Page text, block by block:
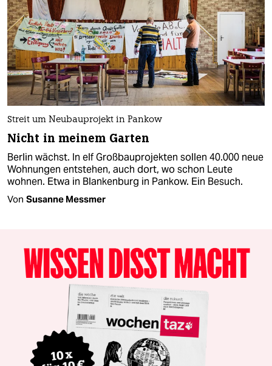
Streit um Neubauprojekt in Pankow
Nicht in meinem Garten
Berlin wächst. In elf Großbauprojekten sollen 40.000 neue
Wohnungen entstehen, auch dort, wo schon Leute
wohnen. Etwa in Blankenburg in Pankow. Ein Besuch.
Von Susanne Messmer